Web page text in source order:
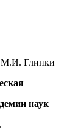
М.И. Глинки
наук
.